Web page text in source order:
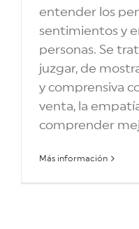
entender los
sentimientos y
personas. Se
juzgar, de
y comprensiva
venta, la
comprender
Más información